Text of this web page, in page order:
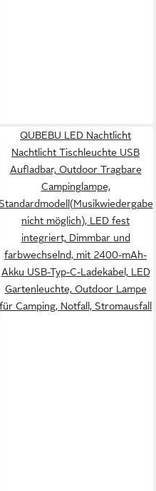
QUBEBU LED Nachtlicht
Nachtlicht Tischleuchte USB
Aufladbar, Outdoor Tragbare
Campinglampe,
Standardmodell(Musikwiedergabe
nicht möglich), LED fest
integriert, Dimmbar und
farbwechselnd, mit 2400-mAh-
Akku USB-Typ-C-Ladekabel, LED
Gartenleuchte, Outdoor Lampe
für Camping, Notfall, Stromausfall